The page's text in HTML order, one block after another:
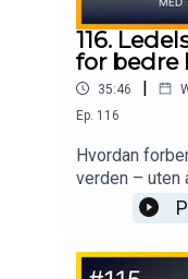
116.
for bedre
35:46 |
Ep. 116
Hvordan
verden – uten
Hågen
alle norske